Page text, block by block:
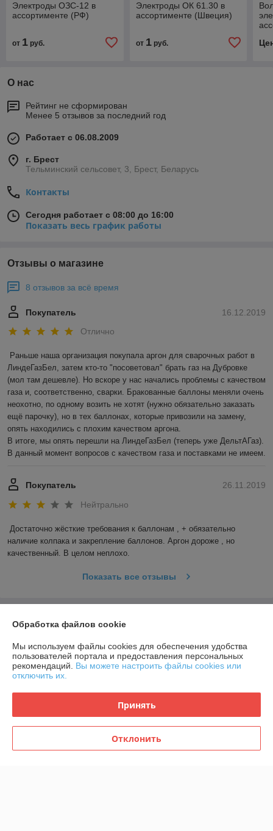
Электроды ОЗС-12 в
ассортименте (РФ)
от 1 руб.
Электроды ОК 61.30 в
ассортименте (Швеция)
от 1руб.
О нас
Рейтинг не сформирован
Менее 5 отзывов за последний год
Работает с 06.08.2009
г. Брест
Тельминский сельсовет, 3, Брест, Беларусь
Контакты
Сегодня работает с 08:00 до 16:00
Показать весь график работы
Отзывы о магазине
8 отзывов за всё время
16.12.2019
Покупатель
Отлично
Раньше наша организация покупала аргон для сварочных работ в
ЛиндеГазБел, затем кто-то "посоветовал" брать газ на Дубровке
(мол там дешевле). Но вскоре у нас начались проблемы с качеством
газа и, соответственно, сварки. Бракованные баллоны меняли очень
неохотно, по одному возить не хотят (нужно обязательно заказать
ещё парочку), но в тех баллонах, которые привозили на замену,
опять находились с плохим качеством аргона.
В итоге, мы опять перешли на ЛиндеГазБел (теперь уже ДельтАГаз).
26.11.2019
Покупатель
Нейтрально
Достаточно жёсткие требования к баллонам , + обязательно
наличие колпака и закрепление баллонов. Аргон дороже , но
качественный. В целом неплохо.
Показать все отзывы
Контакты
Доставка и оплата
Обработка файлов cookie
Мы используем файлы cookies для обеспечения удобства
пользователей портала и предоставления персональных
рекомендаций. Вы можете настроить файлы cookies или
отключить их.
Принять
Отклонить